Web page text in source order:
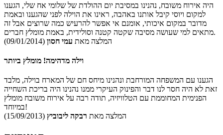
היה אירוח משובח, נהנינו במסיבת יום ההולדת של שלומי אח שלי, הגענו
למקום ויוסי קיבל אותנו באהבה, ראינו את הוילה לפני שהגענו ובאמת
מדובר במקום איכותי, אומנם אי אפשר להרעיש כמה שרוצים אבל זה
מתאים למי שעושה מסיבה שקטה קטנה וסולידית, באמת מומלץ חברים.
המלצה מאת עמי חסון (09/01/2014)
וילה מדהימה! מומלץ ביותר
הגענו עם המשפחה המורחבת ונהנינו מיחס חם של המארח בוילה, מלבד
זאת לא היה חסר לנו דבר והפינוק העיקרי ממנו נהנינו היה בריכת השחייה
הפנימית המחוממת עם הטלוויזיה, תודה רבה על אירוח משובח מומלץ
במיוחד!
המלצה מאת רבקה ליבוביץ (15/09/2013)